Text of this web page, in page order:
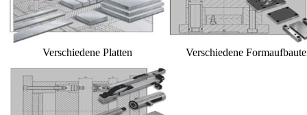
Verschiedene Platten Verschiedene